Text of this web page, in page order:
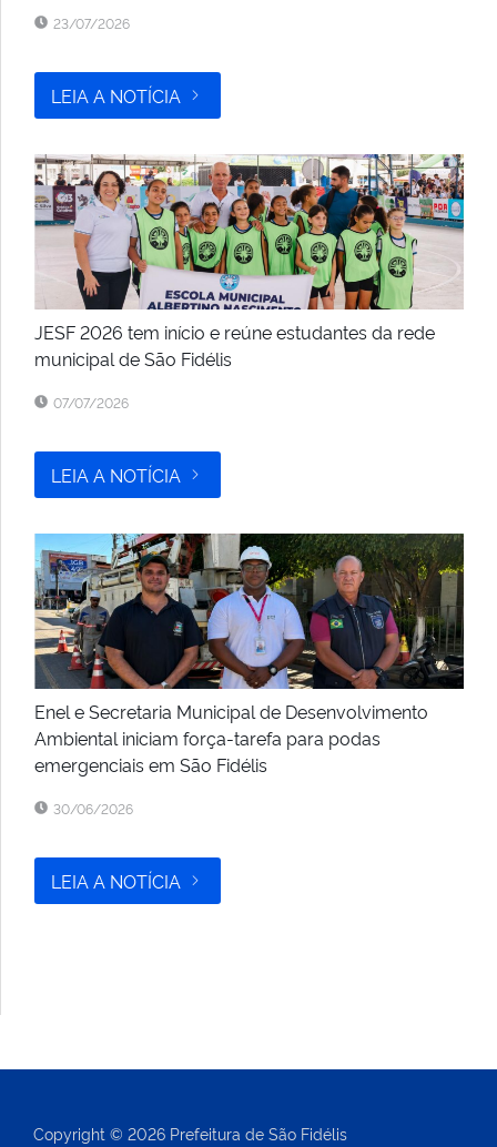
23/07/2026
LEIA A NOTÍCIA
JESF 2026 tem início e reúne estudantes da rede
municipal de São Fidélis
07/07/2026
LEIA A NOTÍCIA
Enel e Secretaria Municipal de Desenvolvimento
Ambiental iniciam força-tarefa para podas
emergenciais em São Fidélis
30/06/2026
LEIA A NOTÍCIA
Copyright © 2026 Prefeitura de São Fidélis